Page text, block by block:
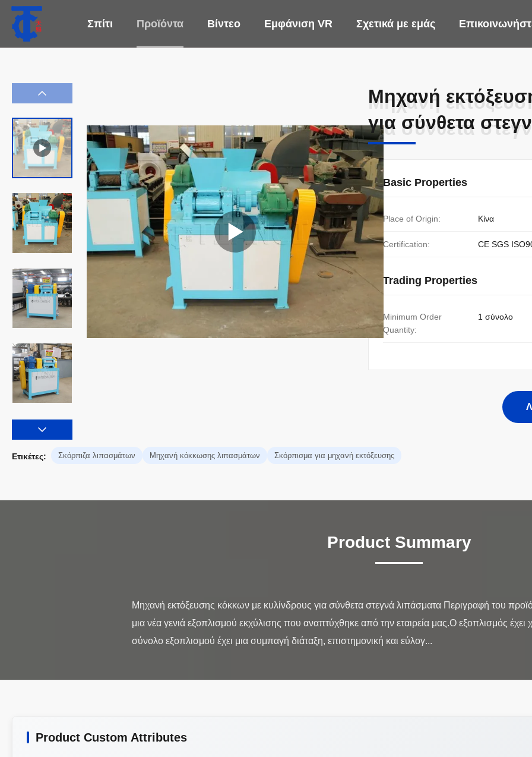
Σπίτι Προϊόντα Βίντεο Εμφάνιση VR Σχετικά με εμάς
Μηχανή
για σύνθετα
Μηχανή
για σύνθετα
Basic Properties
Place of Origin: Κίνα
Certification: CE SGS
Trading Properties
Minimum Order
Quantity:
1 σύνολο
Ετικέτες: Σκόρπιζα λιπασμάτων Μηχανή κόκκωσης λιπασμάτων Σκόρπισμα για μηχανή εκτόξευσης
Product Summary
Μηχανή εκτόξευσης κόκκων με κυλίνδρους για σύνθετα στεγνά λιπάσματα Περιγραφή του
μια νέα γενιά εξοπλισμού εκχύλισης που αναπτύχθηκε από την εταιρεία μας.Ο εξοπλισμός
Product Custom Attributes